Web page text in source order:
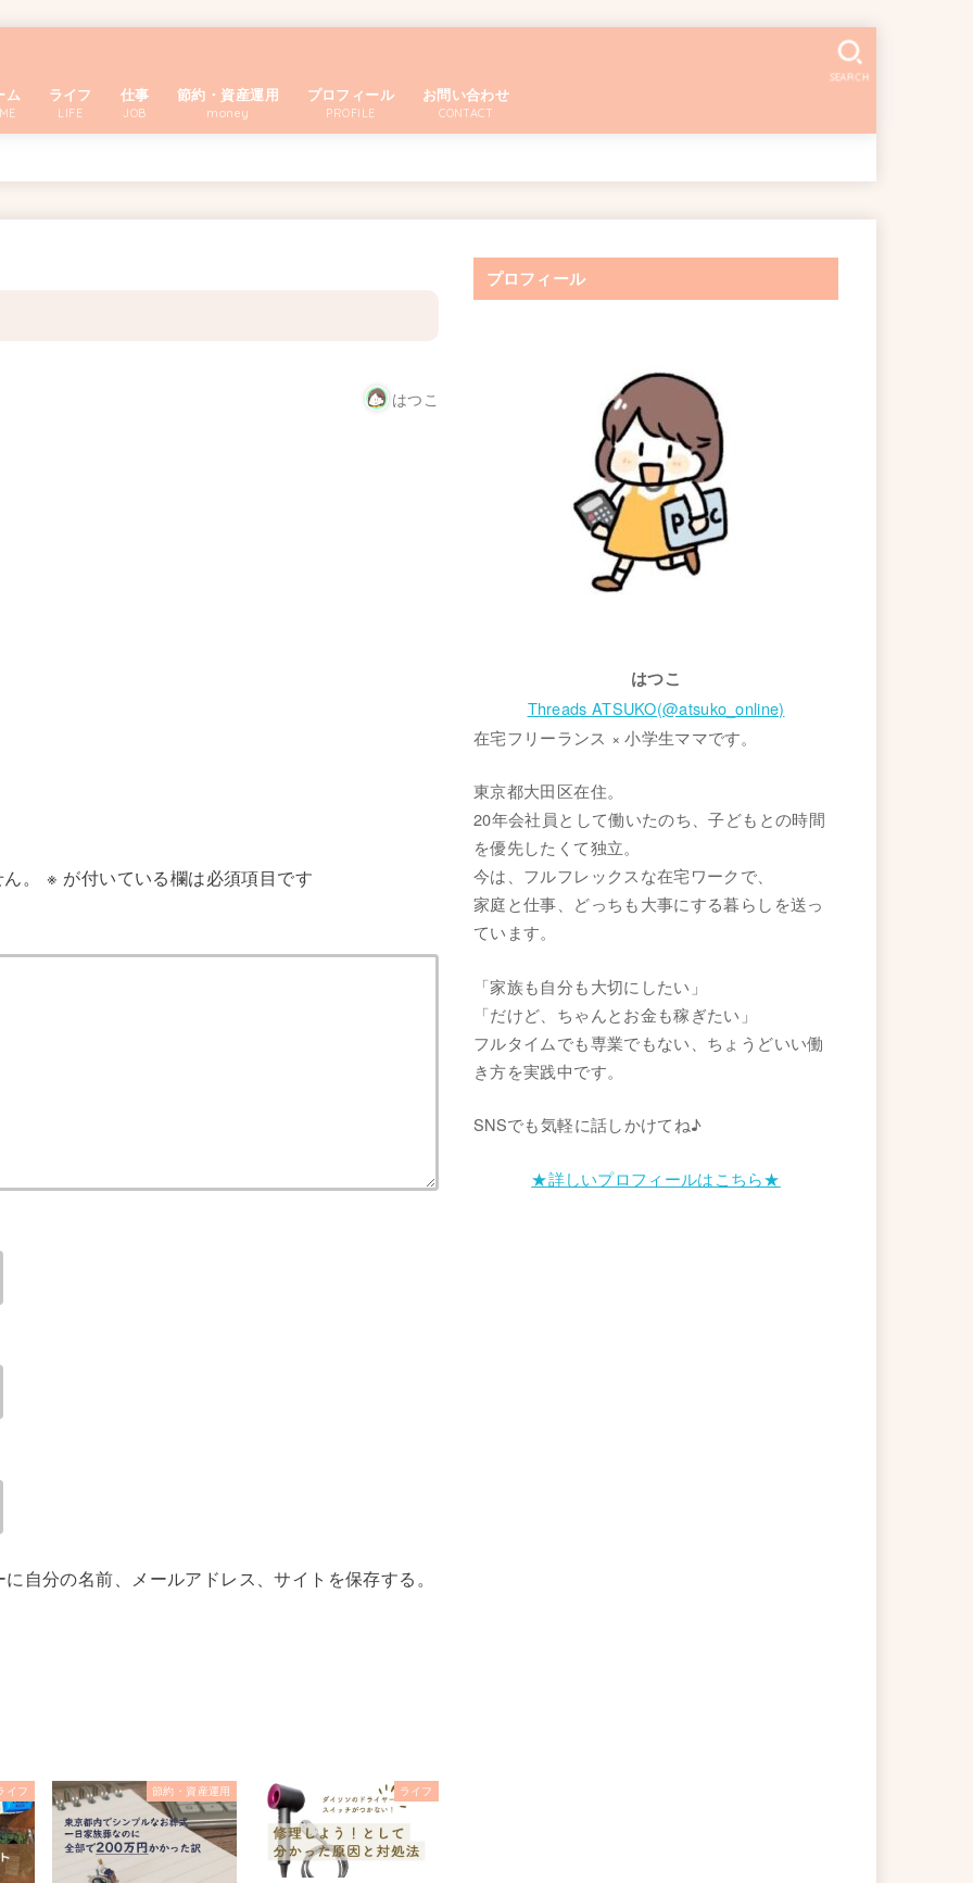
ム ライフ
LIFE
仕事
JOB
節約・資産運用
money
プロフィール
PROFILE
お問い合わせ
CONTACT
SEARCH
はつこ
。 ※ が付いている欄は必須項目です
自分の名前、メールアドレス、サイトを保存する。
イフ 節約・資産運用 ライフ
プロフィール
はつこ
Threads ATSUKO(@atsuko_online)
在宅フリーランス × 小学生ママです。
東京都大田区在住。
20年会社員として働いたのち、子どもとの時間
を優先したくて独立。
今は、フルフレックスな在宅ワークで、
家庭と仕事、どっちも大事にする暮らしを送っ
ています。
「家族も自分も大切にしたい」
「だけど、ちゃんとお金も稼ぎたい」
フルタイムでも専業でもない、ちょうどいい働
き方を実践中です。
SNSでも気軽に話しかけてね♪
★詳しいプロフィールはこちら★